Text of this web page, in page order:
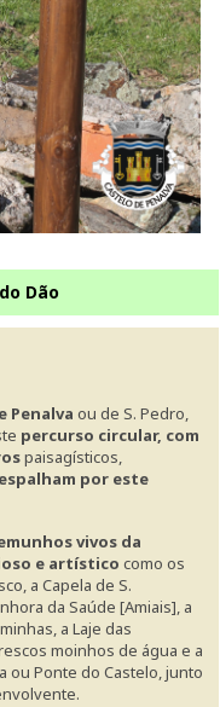
Dão
Penalva ou de S. Pedro,
percurso circular, com
paisagísticos,
por este
vivos da
e artístico como os
a Capela de S.
da Saúde [Amiais], a
a Laje das
moinhos de água e a
ou Ponte do Castelo, junto